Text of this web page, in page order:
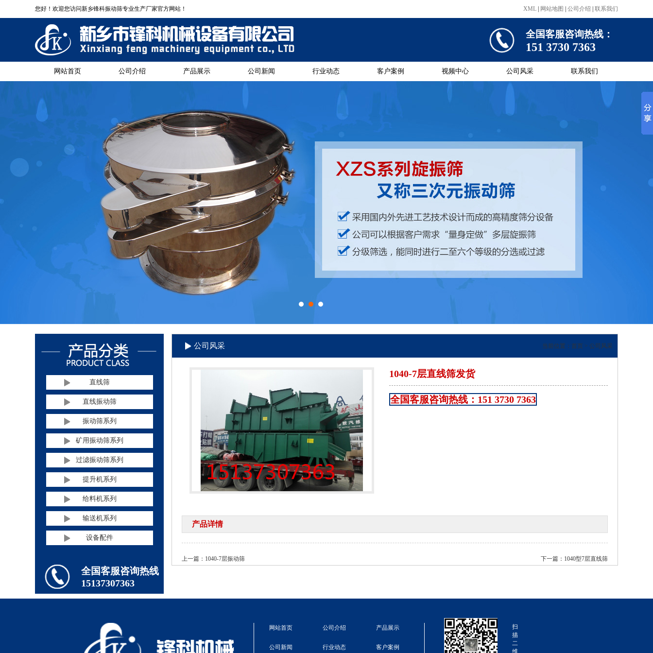
您好！欢迎您访问新乡锋科振动筛专业生产厂家官方网站！ XML 网站地图 公司介绍 联系我们
全国客服咨询热线：
151 3730 7363
网站首页 公司介绍 产品展示 公司新闻 行业动态 客户案例 视频中心 公司风采 联系我们
直线筛
直线振动筛
振动筛系列
矿用振动筛系列
过滤振动筛系列
提升机系列
给料机系列
输送机系列
设备配件
全国客服咨询热线
15137307363
公司风采 当前位置： 首页 > 公司风采
1040-7层直线筛发货
全国客服咨询热线：151 3730 7363
产品详情
上一篇： 1040-7层振动筛 下一篇： 1040型7层直线筛
网站首页 公司介绍 产品展示
公司新闻 行业动态 客户案例
扫
描
二
维